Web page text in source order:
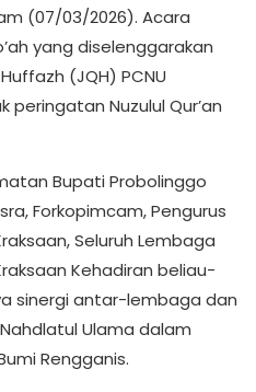
(07/03/2026). Acara
yang diselenggarakan
(JQH) PCNU
peringatan Nuzulul Qur’an
Bupati Probolinggo
Forkopimcam, Pengurus
Seluruh Lembaga
Kehadiran beliau-
sinergi antar-lembaga dan
Ulama dalam
Rengganis.